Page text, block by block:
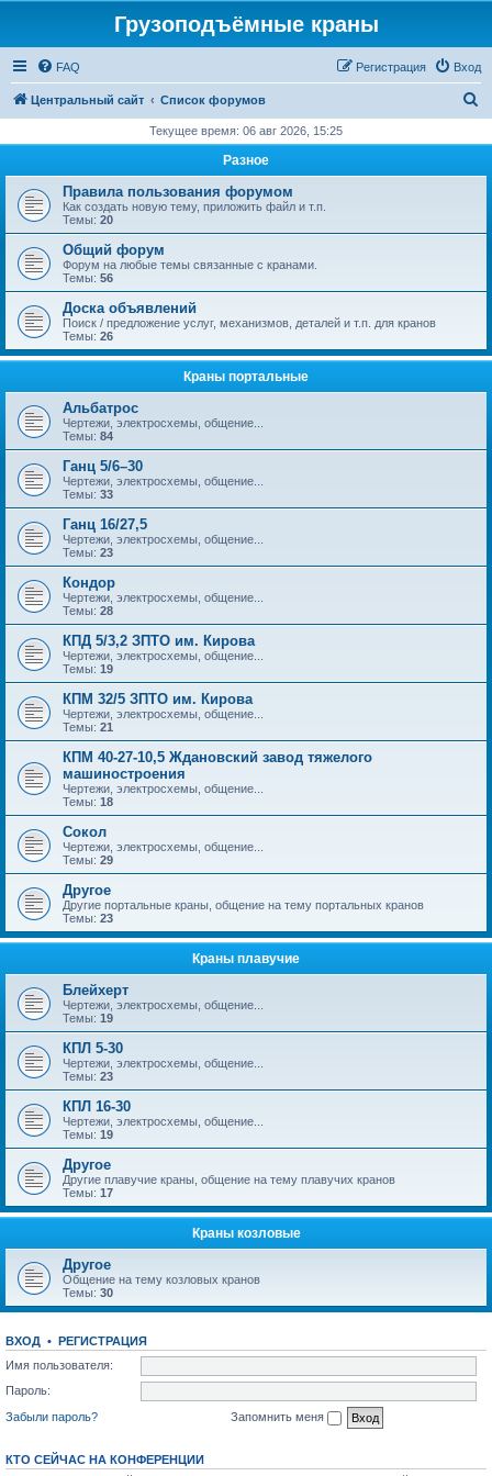
Грузоподъёмные краны
FAQ Вход
Регистрация
Центральный сайт Список форумов
с
Текущее время: 06 авг 2026, 15:25
Разное
Правила пользования форумом
Как создать новую тему, приложить файл и т.п.
Темы: 20
Общий форум
Форум на любые темы связанные с кранами.
Темы: 56
Доска объявлений
Поиск / предложение услуг, механизмов, деталей и т.п. для кранов
Темы: 26
Краны портальные
Альбатрос
Чертежи, электросхемы, общение...
Темы: 84
Ганц 5/6–30
Чертежи, электросхемы, общение...
Темы: 33
Ганц 16/27,5
Чертежи, электросхемы, общение...
Темы: 23
Кондор
Чертежи, электросхемы, общение...
Темы: 28
КПД 5/3,2 ЗПТО им. Кирова
Чертежи, электросхемы, общение...
Темы: 19
КПМ 32/5 ЗПТО им. Кирова
Чертежи, электросхемы, общение...
Темы: 21
КПМ 40-27-10,5 Ждановский завод тяжелого
машиностроения
Чертежи, электросхемы, общение...
Темы: 18
Сокол
Чертежи, электросхемы, общение...
Темы: 29
Другое
Другие портальные краны, общение на тему портальных кранов
Темы: 23
Краны плавучие
Блейхерт
Чертежи, электросхемы, общение...
Темы: 19
КПЛ 5-30
Чертежи, электросхемы, общение...
Темы: 23
КПЛ 16-30
Чертежи, электросхемы, общение...
Темы: 19
Другое
Другие плавучие краны, общение на тему плавучих кранов
Темы: 17
Краны козловые
Другое
Общение на тему козловых кранов
Темы: 30
ВХОД • РЕГИСТРАЦИЯ
Имя пользователя:
Пароль:
Забыли пароль?
Запомнить меня
КТО СЕЙЧАС НА КОНФЕРЕНЦИИ